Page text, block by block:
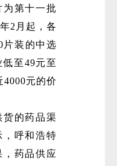
为第十一批
2月起，各
片装的中选
至49元至
4000元的价
货的药品渠
，呼和浩特
，药品供应